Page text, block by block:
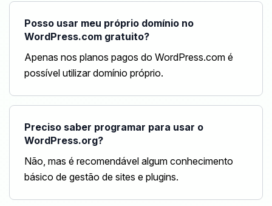
Posso usar meu próprio domínio no
WordPress.com gratuito?
Apenas nos planos pagos do WordPress.com é
possível utilizar domínio próprio.
Preciso saber programar para usar o
WordPress.org?
Não, mas é recomendável algum conhecimento
básico de gestão de sites e plugins.